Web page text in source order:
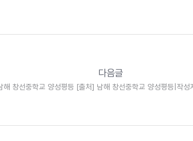
다음글
해 창선중학교 양성평등 [출처] 남해 창선중학교 양성평등|작성